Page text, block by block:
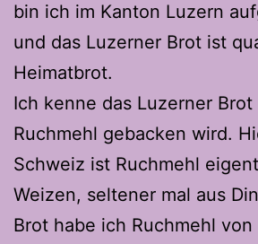
bin ich im Kanton Luzern
und das Luzerner Brot ist
Heimatbrot.
Ich kenne das Luzerner
Ruchmehl gebacken wird.
Schweiz ist Ruchmehl
Weizen, seltener mal aus
Brot habe ich Ruchmehl von